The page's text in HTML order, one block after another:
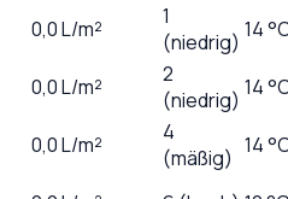
0,0L/m²
1
(niedrig) 14
0,0L/m²
2
(niedrig) 14
0,0L/m²
4
(mäßig) 14